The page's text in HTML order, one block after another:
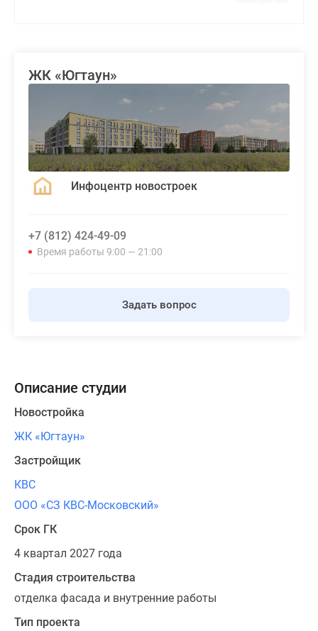
ЖК «Югтаун»
Инфоцентр новостроек
+7 (812) 424-49-09
Время работы 9:00 — 21:00
Задать вопрос
Описание студии
Новостройка
ЖК «Югтаун»
Застройщик
КВС
ООО «СЗ КВС-Московский»
Срок ГК
4 квартал 2027 года
Стадия строительства
отделка фасада и внутренние работы
Тип проекта